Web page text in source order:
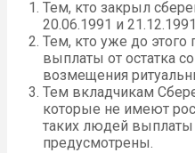
Тем, кто закрыл
20.06.1991 и
Тем, кто уже до этого
выплаты от остатка
возмещения
Тем вкладчикам
которые не имеют
таких людей
предусмотрены.